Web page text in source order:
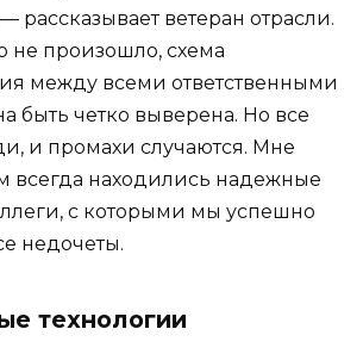
рассказывает ветеран отрасли.
не произошло, схема
между всеми ответственными
быть четко выверена. Но все
и промахи случаются. Мне
всегда находились надежные
с которыми мы успешно
недочеты.
технологии